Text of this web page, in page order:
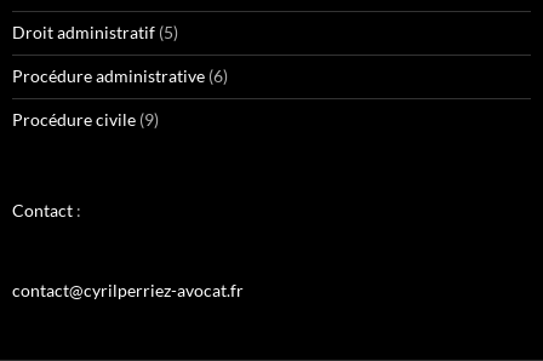
Droit administratif (5)
Procédure administrative (6)
Procédure civile (9)
Contact :
contact@cyrilperriez-avocat.fr